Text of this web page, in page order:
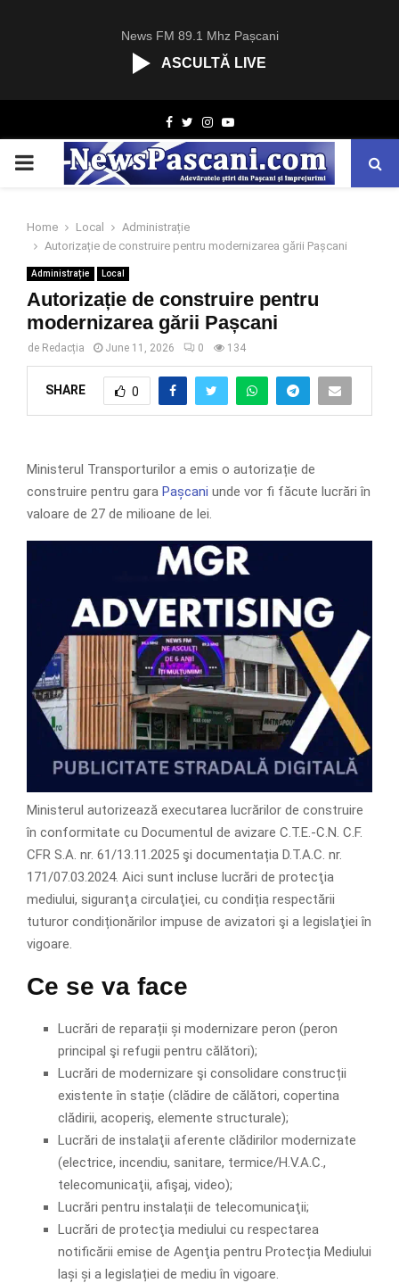
News FM 89.1 Mhz Pașcani
ASCULTĂ LIVE
Facebook
TwitterInstagram
Youtube
PRIMARY
Home Local
Administrație
Autorizație de construire pentru modernizarea gării Pașcani
Administrație Local
Autorizație de construire pentru
modernizarea gării Pașcani
de Redacția June 11, 2026 0 134
SHARE 0
Ministerul Transporturilor a emis o autorizație de
construire pentru gara Pașcani unde vor fi făcute lucrări în
valoare de 27 de milioane de lei.
Ministerul autorizează executarea lucrărilor de construire
în conformitate cu Documentul de avizare C.T.E.-C.N. C.F.
CFR S.A. nr. 61/13.11.2025 şi documentația D.T.A.C. nr.
171/07.03.2024. Aici sunt incluse lucrări de protecţia
mediului, siguranţa circulaţiei, cu condiția respectării
tuturor condiționărilor impuse de avizatori şi a legislaţiei în
vigoare.
Ce se va face
Lucrări de reparații și modernizare peron (peron
principal şi refugii pentru călători);
Lucrări de modernizare şi consolidare construcții
existente în stație (clădire de călători, copertina
clădirii, acoperiş, elemente structurale);
Lucrări de instalaţii aferente clădirilor modernizate
(electrice, incendiu, sanitare, termice/H.V.A.C.,
telecomunicaţii, afişaj, video);
Lucrări pentru instalații de telecomunicaţii;
Lucrări de protecţia mediului cu respectarea
notificării emise de Agenţia pentru Protecția Mediului
lași și a legislației de mediu în vigoare.